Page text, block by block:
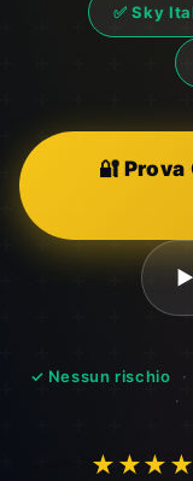
✅ Sky
🔐
✓ Nessun rischio ·
·